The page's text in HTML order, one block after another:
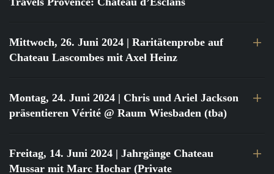
Mittwoch, 26. Juni 2024 | Raritätenprobe auf
Chateau Lascombes mit Axel Heinz
Montag, 24. Juni 2024 | Chris und Ariel Jackson
präsentieren Vérité @ Raum Wiesbaden (tba)
Freitag, 14. Juni 2024 | Jahrgänge Chateau
Mussar mit Marc Hochar (Private